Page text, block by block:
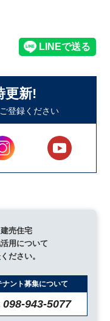
更新!
登録ください
売住宅
用について
ださい。
ナント募集について
098-943-5077